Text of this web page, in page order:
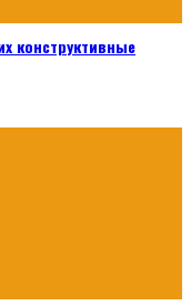
конструктивные